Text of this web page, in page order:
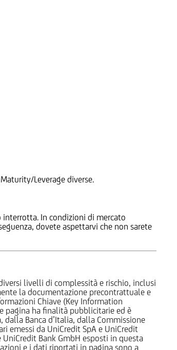
Leverage diverse.
In condizioni di mercato
dovete aspettarvi che non sarete
livelli di complessità e rischio, inclusi
la documentazione precontrattuale e
Chiave (Key Information
pagina ha finalità pubblicitarie ed è
Banca d’Italia, dalla Commissione
emessi da UniCredit SpA e UniCredit
UniCredit Bank GmbH esposti in questa
e i dati riportati in pagina sono a